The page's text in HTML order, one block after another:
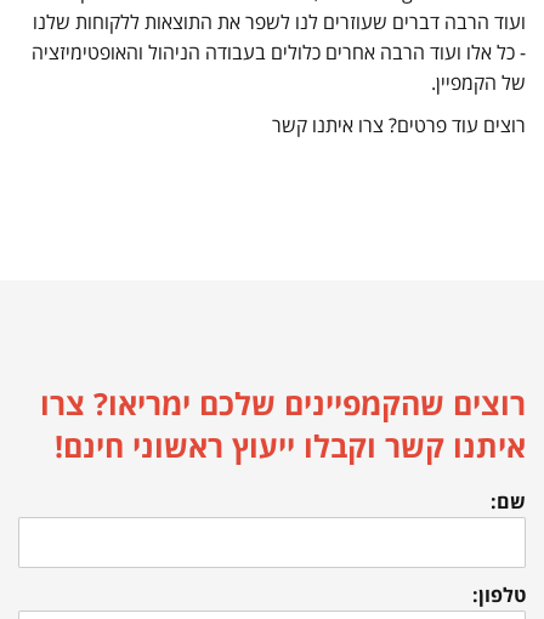
ועוד הרבה דברים שעוזרים לנו לשפר את התוצאות ללקוחות שלנו
- כל אלו ועוד הרבה אחרים כלולים בעבודה הניהול והאופטימיזציה
של הקמפיין.
רוצים עוד פרטים? צרו איתנו קשר
רוצים שהקמפיינים שלכם ימריאו? צרו
איתנו קשר וקבלו ייעוץ ראשוני חינם!
שם:
טלפון: